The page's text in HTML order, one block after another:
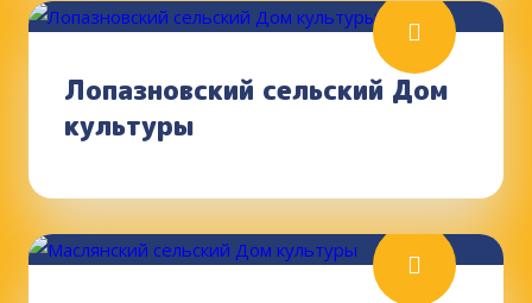
Лопазновский сельский Дом
культуры